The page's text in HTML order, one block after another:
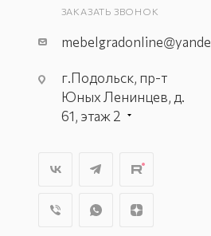
ЗАКАЗАТЬ ЗВОНОК
г.Подольск, пр-т
Юных Ленинцев, д.
61, этаж 2
29, стр.1, 2 этаж,
г. Подольск, ул.